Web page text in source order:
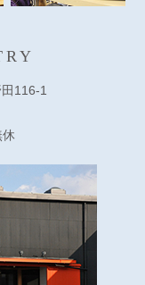
116-1